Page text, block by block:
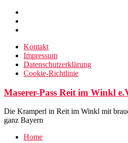
Zum
Inhalt
springen
Kontakt
Impressum
Datenschutzerklärung
Cookie-Richtlinie
Maserer-Pass Reit im Winkl
Die Kramperl in Reit im Winkl mit
ganz Bayern
Menü
Home